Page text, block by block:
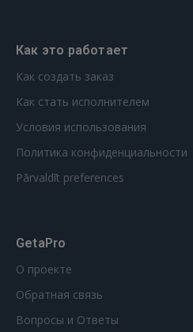
Как это работает
Как создать заказ
Как стать исполнителем
Условия использования
Политика конфиденциальности
Pārvaldīt preferences
GetaPro
О проекте
Обратная связь
Вопросы и Ответы